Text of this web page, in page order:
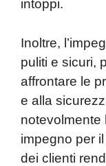
intoppi.
Inoltre,
puliti e sicuri,
affrontare le
e alla
notevolmente
impegno per
dei clienti